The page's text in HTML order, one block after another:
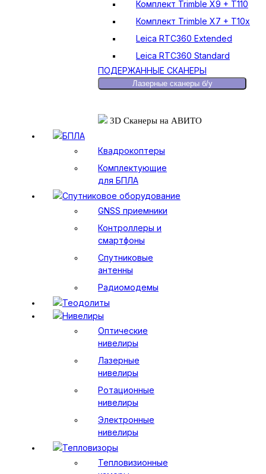
Комплект Trimble X9 + T110
Комплект Trimble X7 + T10x
Leica RTC360 Extended
Leica RTC360 Standard
ПОДЕРЖАННЫЕ СКАНЕРЫ
Лазерные сканеры б/у
3D Сканеры на АВИТО
БПЛА
Квадрокоптеры
Комплектующие
для БПЛА
Спутниковое оборудование
GNSS приемники
Контроллеры и
смартфоны
Спутниковые
антенны
Радиомодемы
Теодолиты
Нивелиры
Оптические
нивелиры
Лазерные
нивелиры
Ротационные
нивелиры
Электронные
нивелиры
Тепловизоры
Тепловизионные